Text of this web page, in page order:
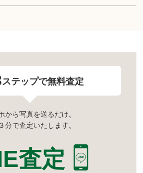
ステップで無料査定
から写真を送るだけ。
分で査定いたします。
査定